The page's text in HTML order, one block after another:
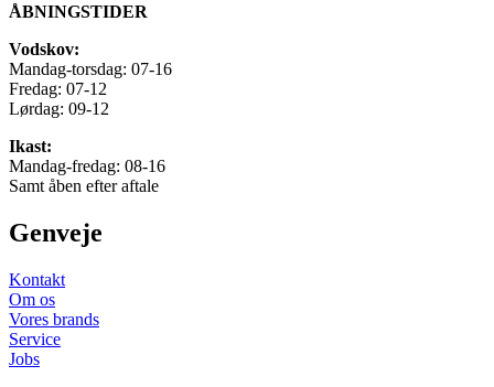
ÅBNINGSTIDER
Vodskov:
Mandag-torsdag: 07-16
Fredag: 07-12
Lørdag: 09-12
Ikast:
Mandag-fredag: 08-16
Samt åben efter aftale
Genveje
Kontakt
Om os
Vores brands
Service
Jobs